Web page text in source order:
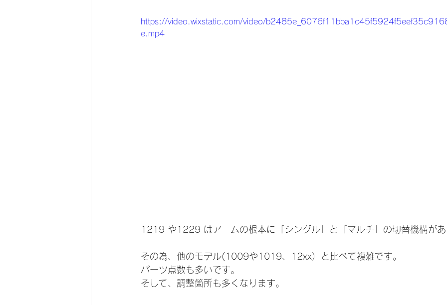
https://video.wixstatic.com/video/
e.mp4
1219 や1229 はアームの根本に「シングル」と「マルチ」の切替機構があ
その為、他のモデル(1009や1019、12xx）と比べて複雑です。
パーツ点数も多いです。
そして、調整箇所も多くなります。